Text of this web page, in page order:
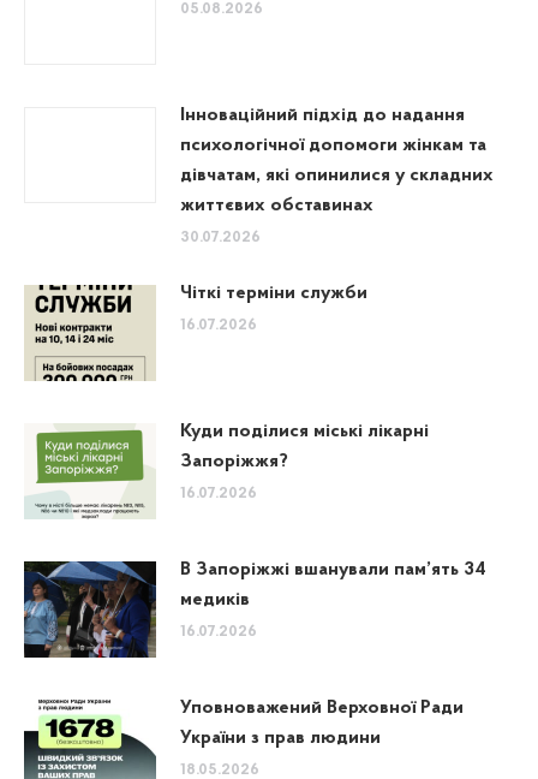
05.08.2026
Інноваційний підхід до надання
психологічної допомоги жінкам та
дівчатам, які опинилися у складних
життєвих обставинах
30.07.2026
Чіткі терміни служби
16.07.2026
Куди поділися міські лікарні
Запоріжжя?
16.07.2026
В Запоріжжі вшанували пам’ять 34
медиків
16.07.2026
Уповноважений Верховної Ради
України з прав людини
18.05.2026